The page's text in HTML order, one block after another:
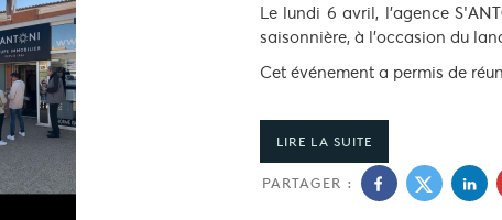
Le lundi 6 avril, l'agence
saisonnière, à l'occasion du
Cet événement a permis de
LIRE LA SUITE
PARTAGER :